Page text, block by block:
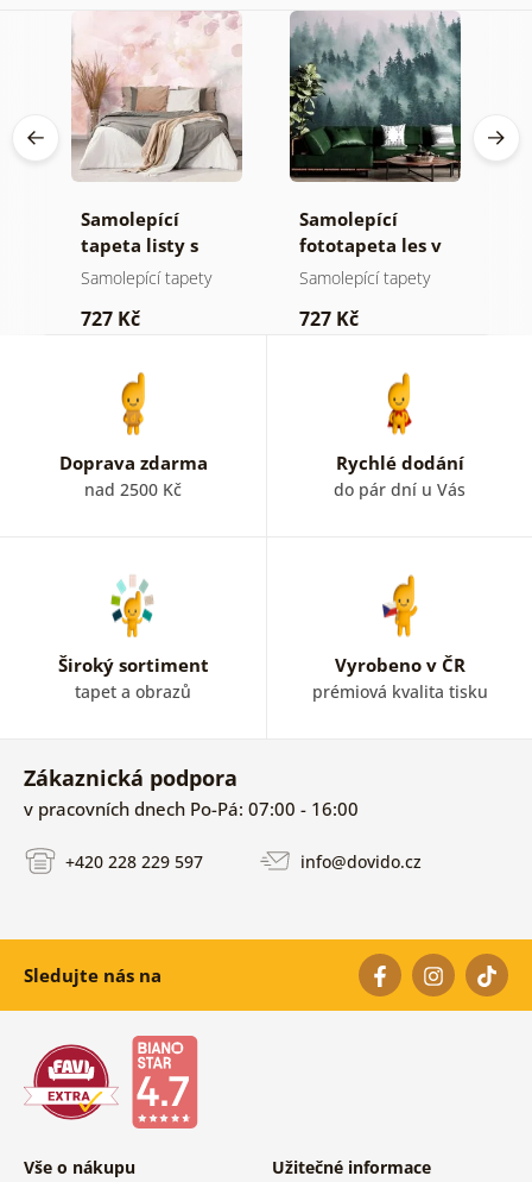
Samolepící
tapeta listy s
pastelovým
Samolepící tapety
727 Kč
Samolepící
fototapeta les v
mlze
Samolepící tapety
727 Kč
Doprava zdarma
nad 2500 Kč
Rychlé dodání
do pár dní u Vás
Široký sortiment
tapet a obrazů
Vyrobeno v ČR
prémiová kvalita tisku
Zákaznická podpora
v pracovních dnech Po-Pá: 07:00 - 16:00
+420 228 229 597 info@dovido.cz
Sledujte nás na
Vše o nákupu Užitečné informace